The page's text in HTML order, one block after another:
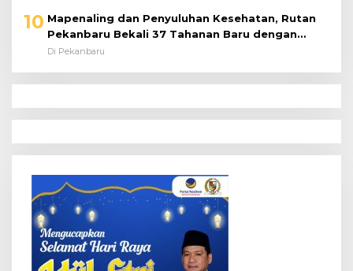
10 Mapenaling dan Penyuluhan Kesehatan, Rutan
Pekanbaru Bekali 37 Tahanan Baru dengan
Edukasi TBC, HIV, dan Bahaya Narkoba
Di Pekanbaru